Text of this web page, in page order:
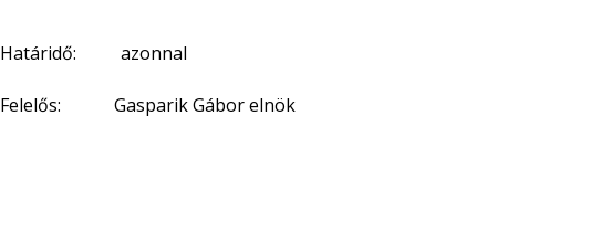
Határidő: azonnal
Felelős: Gasparik Gábor elnök